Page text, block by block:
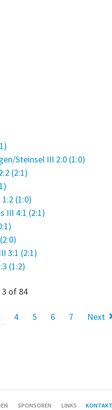
Steinsel III 2:0 (1:0)
(2:1)
(1:0)
III 4:1 (2:1)
3:1 (2:1)
(1:2)
3 of 84
4 5 6 7 Next
SPONSOREN LINKS KONTAKT